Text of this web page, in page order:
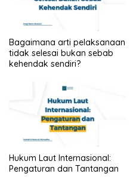
Bagaimana arti pelaksanaan
tidak selesai bukan sebab
kehendak sendiri?
Hukum Laut Internasional:
Pengaturan dan Tantangan